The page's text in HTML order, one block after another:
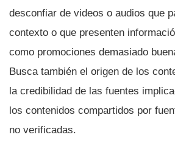
desconfiar de videos o audios que
contexto o que presenten
como promociones demasiado
Busca también el origen de los
la credibilidad de las fuentes
los contenidos compartidos por
no verificadas.